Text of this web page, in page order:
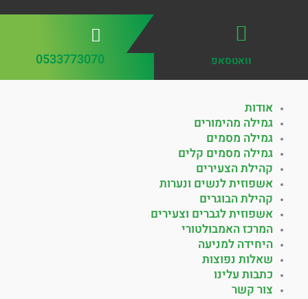
וואטסאפ 0533773070
אודות
גמילה מהימורים
גמילה מסמים
גמילה מסמים קלים
קהילת הצעירים
אשפוזית לנשים ונערות
קהילת הבוגרים
אשפוזית לגברים וצעירים
המרכז האמבולטורי
היחידה למניעה
שאלות נפוצות
כתבות עלינו
צור קשר